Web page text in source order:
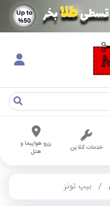
خدمات آنلاین
رزرو هواپیما و
هتل
بیپ تونز